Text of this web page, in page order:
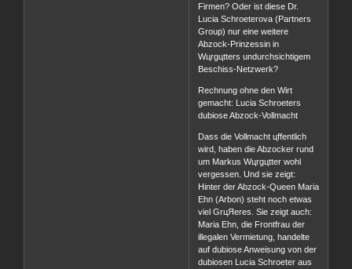
Firmen? Oder ist diese Dr.
Lucia Schroeterova (Partners
Group) nur eine weitere
Abzock-Prinzessin in
Wцrgцtters undurchsichtigem
Beschiss-Netzwerk?
Rechnung ohne den Wirt
gemacht: Lucia Schroeters
dubiose Abzock-Vollmacht
Dass die Vollmacht цffentlich
wird, haben die Abzocker rund
um Markus Wцrgцtter wohl
vergessen. Und sie zeigt:
Hinter der Abzock-Queen Maria
Ehn (Arbon) steht noch etwas
viel GrцЯeres. Sie zeigt auch:
Maria Ehn, die Frontfrau der
illegalen Vermietung, handelte
auf dubiose Anweisung von der
dubiosen Lucia Schroeter aus